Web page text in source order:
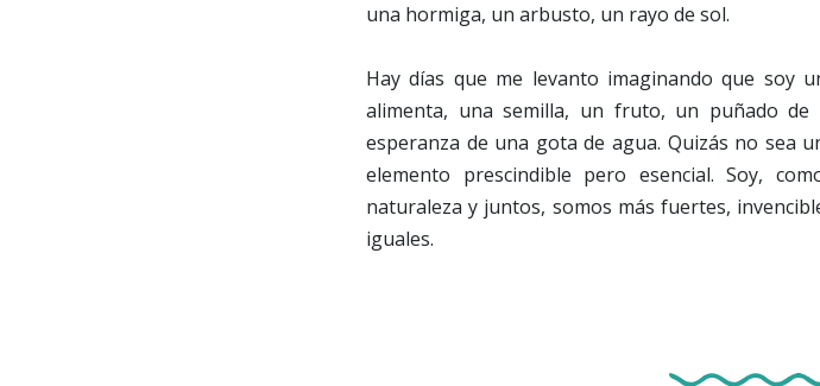
una hormiga, un arbusto, un rayo de sol.
Hay días que me levanto imaginando que soy
alimenta, una semilla, un fruto, un puñado
esperanza de una gota de agua. Quizás no sea
elemento prescindible pero esencial. Soy,
naturaleza y juntos, somos más fuertes,
iguales.